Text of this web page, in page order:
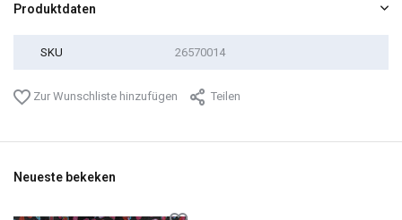
Produktdaten
SKU 26570014
Zur Wunschliste hinzufügen Teilen
Neueste bekeken